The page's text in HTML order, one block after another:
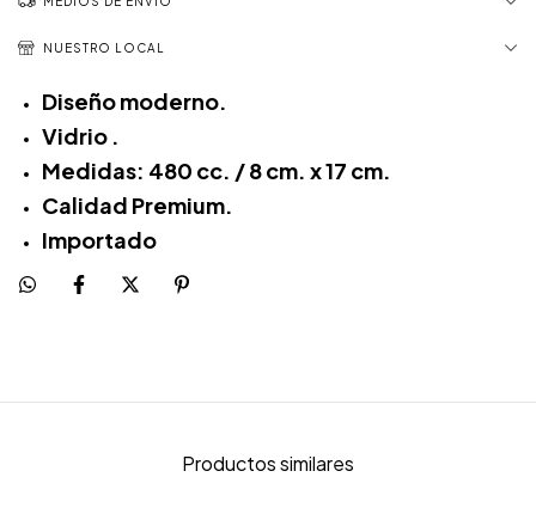
NUESTRO LOCAL
Diseño moderno.
Vidrio .
Medidas: 480 cc. / 8 cm. x 17 cm.
Calidad Premium.
Importado
Productos similares